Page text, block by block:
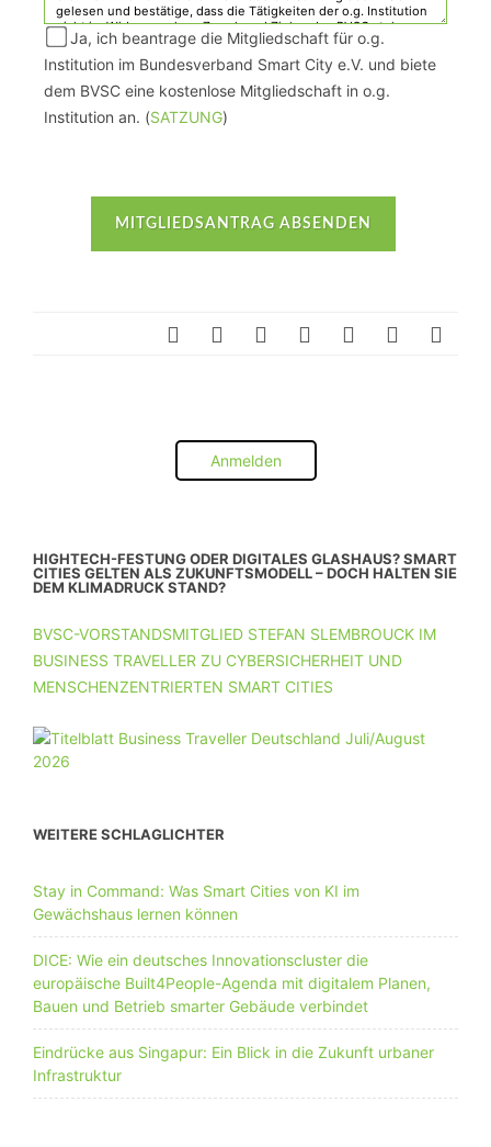
Ja, ich beantrage die Mitgliedschaft für o.g.
Institution im Bundesverband Smart City e.V. und biete
dem BVSC eine kostenlose Mitgliedschaft in o.g.
Institution an. (SATZUNG)
Anmelden
HIGHTECH-FESTUNG ODER DIGITALES GLASHAUS? SMART
CITIES GELTEN ALS ZUKUNFTSMODELL – DOCH HALTEN SIE
DEM KLIMADRUCK STAND?
BVSC-VORSTANDSMITGLIED STEFAN SLEMBROUCK IM
BUSINESS TRAVELLER ZU CYBERSICHERHEIT UND
MENSCHENZENTRIERTEN SMART CITIES
WEITERE SCHLAGLICHTER
Stay in Command: Was Smart Cities von KI im
Gewächshaus lernen können
DICE: Wie ein deutsches Innovationscluster die
europäische Built4People-Agenda mit digitalem Planen,
Bauen und Betrieb smarter Gebäude verbindet
Eindrücke aus Singapur: Ein Blick in die Zukunft urbaner
Infrastruktur